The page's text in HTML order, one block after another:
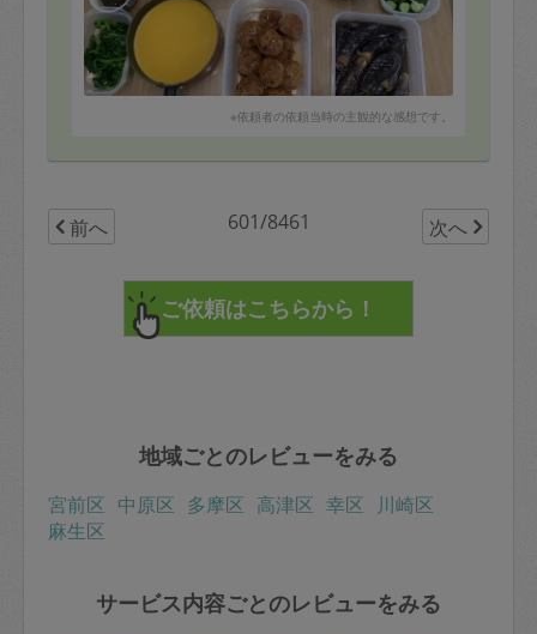
※依頼者の依頼当時の主観的な感想です。
前へ 601/8461 次へ
地域ごとのレビューをみる
宮前区 中原区 多摩区 高津区 幸区
川崎区
麻生区
サービス内容ごとのレビューをみる